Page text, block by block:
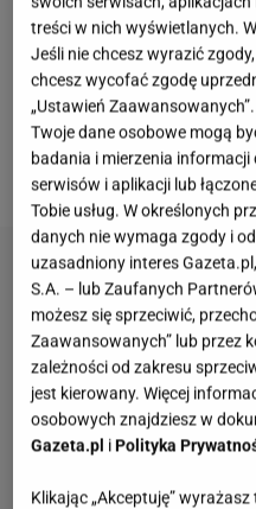
Bystrzyca Kłodzka,
Chamskiego. Aktor
mediach
wszystkim
kontakcie z rodziną
treści w nich wyświetlanych.
Jeśli nie chcesz wyrazić
chcesz wycofać zgodę
„Ustawień Zaawansowanych”.
Twoje dane osobowe mogą
badania i mierzenia
serwisów i aplikacji lub
Tobie usług. W określonych
danych nie wymaga zgody i
uzasadniony interes
S.A. – lub Zaufanych
możesz się sprzeciwić,
Zaawansowanych” lub przez
zależności od zakresu
jest kierowany. Więcej
osobowych znajdziesz w
Gazeta.pl i Polityka
Klikając „Akceptuję”